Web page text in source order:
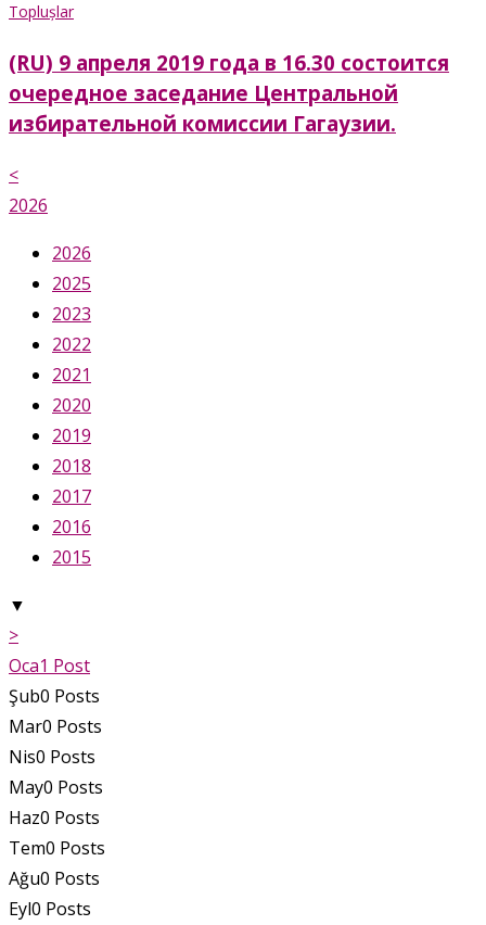
Toplușlar
(RU) 9 апреля 2019 года в 16.30 состоится
очередное заседание Центральной
избирательной комиссии Гагаузии.
<
2026
2026
2025
2023
2022
2021
2020
2019
2018
2017
2016
2015
▼
>
Oca1 Post
Şub0 Posts
Mar0 Posts
Nis0 Posts
May0 Posts
Haz0 Posts
Tem0 Posts
Ağu0 Posts
Eyl0 Posts